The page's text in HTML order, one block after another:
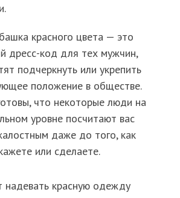
красного цвета — это
дресс-код для тех мужчин,
подчеркнуть или укрепить
положение в обществе.
что некоторые люди на
уровне посчитают вас
даже до того, как
или сделаете.
надевать красную одежду